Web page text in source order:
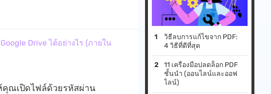
Drive ได้อย่างไร (ภายใน
คุณเปิดไฟล์ด้วยรหัสผ่าน
วิธีลบการแก้ไขจาก PDF:
4 วิธีที่ดีที่สุด
11 เครื่องมือปลดล็อก PDF
ชั้นนำ (ออนไลน์และออฟ
ไลน์)